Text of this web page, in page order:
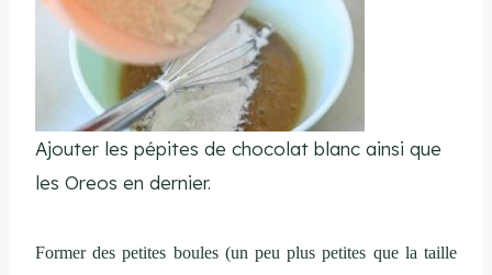
Ajouter les pépites de chocolat blanc ainsi que
les Oreos en dernier.
Former des petites boules (un peu plus petites que la taille